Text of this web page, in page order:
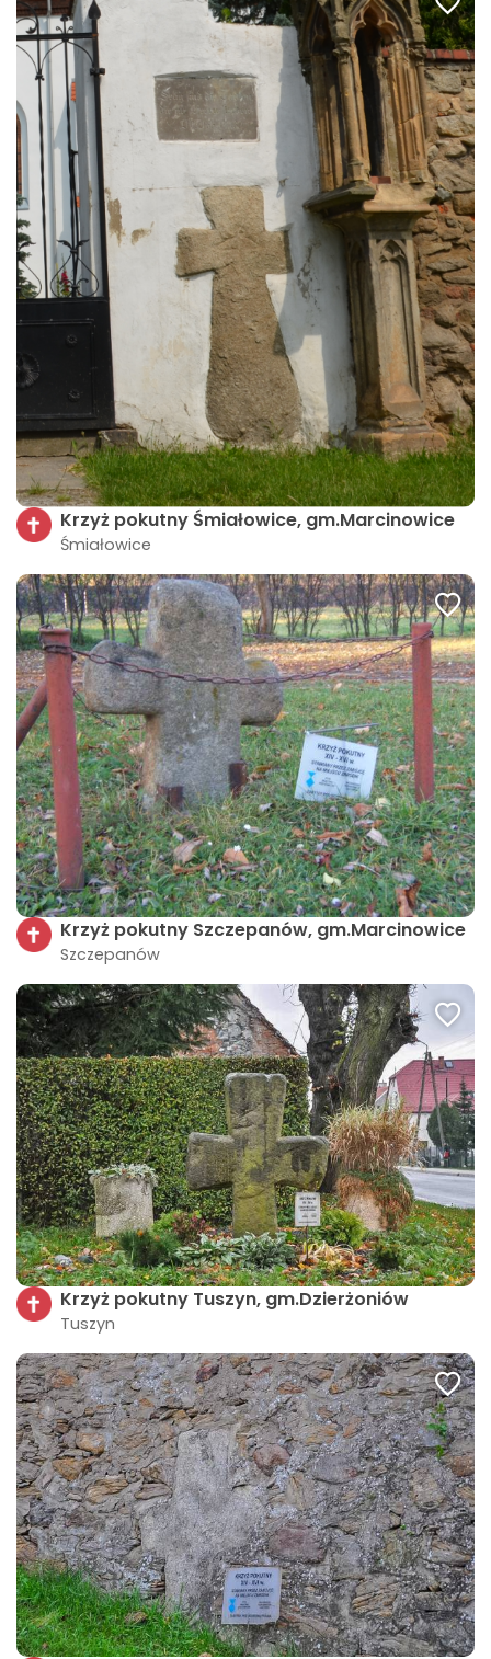
Krzyż pokutny Śmiałowice, gm.Marcinowice
Śmiałowice
Krzyż pokutny Szczepanów, gm.Marcinowice
Szczepanów
Krzyż pokutny Tuszyn, gm.Dzierżoniów
Tuszyn